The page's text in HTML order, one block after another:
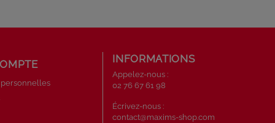
INFORMATIONS
Appelez-nous :
02 76 67 61 98
Écrivez-nous :
contact@maxims-shop.com